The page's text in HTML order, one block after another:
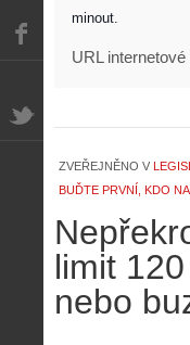
minout.
URL
ZVEŘEJNĚNO V
BUĎTE PRVNÍ, KDO
limit
nebo